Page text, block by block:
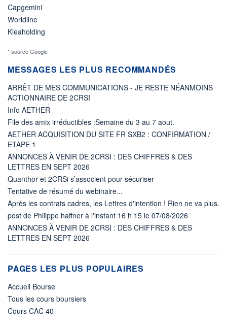
Capgemini
Worldline
Kleaholding
* source Google
MESSAGES LES PLUS RECOMMANDÉS
ARRÊT DE MES COMMUNICATIONS - JE RESTE NÉANMOINS
ACTIONNAIRE DE 2CRSI
Info AETHER
File des amix irréductibles :Semaine du 3 au 7 aout.
AETHER ACQUISITION DU SITE FR SXB2 : CONFIRMATION /
ETAPE 1
ANNONCES À VENIR DE 2CRSI : DES CHIFFRES & DES
LETTRES EN SEPT 2026
Quanthor et 2CRSi s’associent pour sécuriser
Tentative de résumé du webinaire...
Après les contrats cadres, les Lettres d'intention ! Rien ne va plus.
post de Philippe haffner à l'instant 16 h 15 le 07/08/2026
ANNONCES À VENIR DE 2CRSI : DES CHIFFRES & DES
LETTRES EN SEPT 2026
PAGES LES PLUS POPULAIRES
Accueil Bourse
Tous les cours boursiers
Cours CAC 40